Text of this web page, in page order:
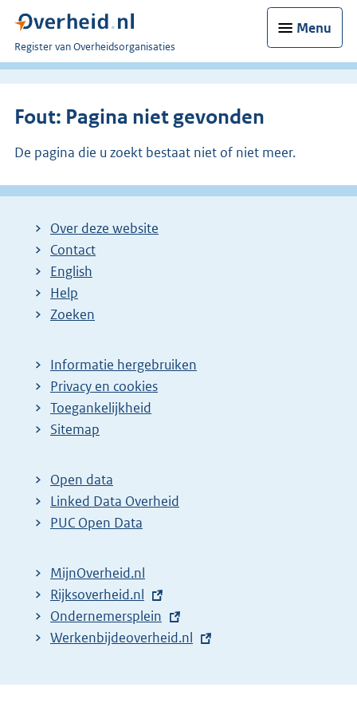
Menu
U
bent
Register van Overheidsorganisaties
Fout: Pagina niet gevonden
De pagina die u zoekt bestaat niet of niet meer.
Over deze website
Contact
English
Help
Zoeken
Informatie hergebruiken
Privacy en cookies
Toegankelijkheid
Sitemap
Open data
Linked Data Overheid
PUC Open Data
MijnOverheid.nl
E
x
t
r
Rijksoverheid.nl
E
x
e
Ondernemersplein
E
t
Werkenbijdeoverheid.nl